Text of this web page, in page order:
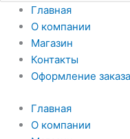
Главная
О компании
Магазин
Контакты
Оформление заказа
Главная
О компании